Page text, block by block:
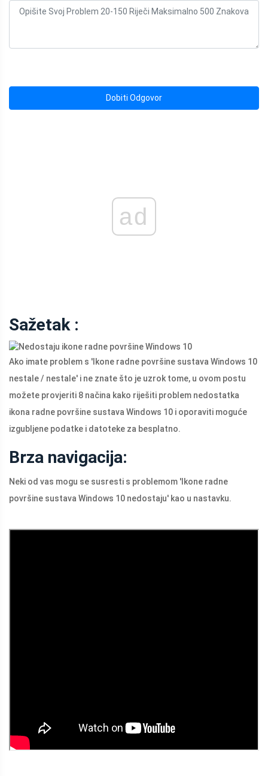
Dobiti Odgovor
ad
Sažetak :
Ako imate problem s 'Ikone radne površine sustava Windows 10
nestale / nestale' i ne znate što je uzrok tome, u ovom postu
možete provjeriti 8 načina kako riješiti problem nedostatka
ikona radne površine sustava Windows 10 i oporaviti moguće
izgubljene podatke i datoteke za besplatno.
Brza navigacija:
Neki od vas mogu se susresti s problemom 'Ikone radne
površine sustava Windows 10 nedostaju' kao u nastavku.